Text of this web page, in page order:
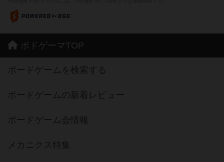
ボドゲーマTOP
ボードゲームを検索する
ボードゲームの新着レビュー
ボードゲーム会情報
メカニクス特集